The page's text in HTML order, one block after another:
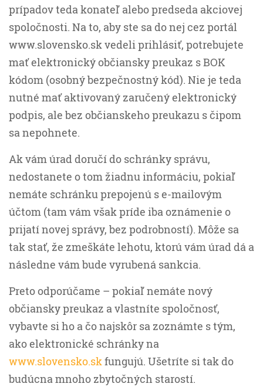
prípadov teda konateľ alebo predseda akciovej
spoločnosti. Na to, aby ste sa do nej cez portál
www.slovensko.sk vedeli prihlásiť, potrebujete
mať elektronický občiansky preukaz s BOK
kódom (osobný bezpečnostný kód). Nie je teda
nutné mať aktivovaný zaručený elektronický
podpis, ale bez občianskeho preukazu s čipom
sa nepohnete.
Ak vám úrad doručí do schránky správu,
nedostanete o tom žiadnu informáciu, pokiaľ
nemáte schránku prepojenú s e-mailovým
účtom (tam vám však príde iba oznámenie o
prijatí novej správy, bez podrobností). Môže sa
tak stať, že zmeškáte lehotu, ktorú vám úrad dá a
následne vám bude vyrubená sankcia.
Preto odporúčame – pokiaľ nemáte nový
občiansky preukaz a vlastníte spoločnosť,
vybavte si ho a čo najskôr sa zoznámte s tým,
ako elektronické schránky na
www.slovensko.skfungujú. Ušetríte si tak do
budúcna mnoho zbytočných starostí.